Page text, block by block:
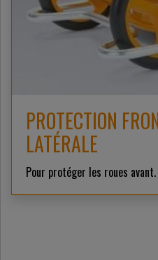
PROTECTION
LATÉRALE
Pour protéger les roues avant.